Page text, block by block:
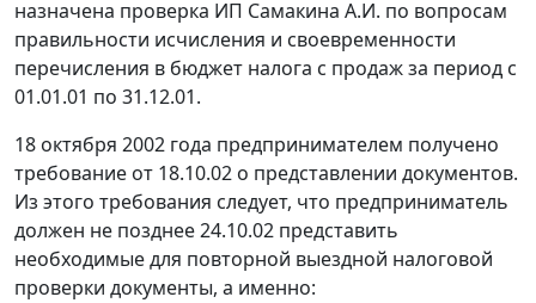
назначена проверка ИП Самакина А.И. по вопросам
правильности исчисления и своевременности
перечисления в бюджет налога с продаж за период с
01.01.01 по 31.12.01.
18 октября 2002 года предпринимателем получено
требование от 18.10.02 о представлении документов.
Из этого требования следует, что предприниматель
должен не позднее 24.10.02 представить
необходимые для повторной выездной налоговой
проверки документы, а именно: